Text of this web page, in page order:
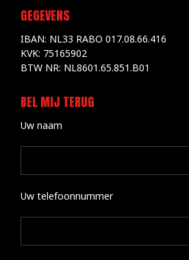
GEGEVENS
IBAN: NL33 RABO 017.08.66.416
KVK: 75165902
BTW NR: NL8601.65.851.B01
BEL MIJ TERUG
Uw naam
Uw telefoonnummer